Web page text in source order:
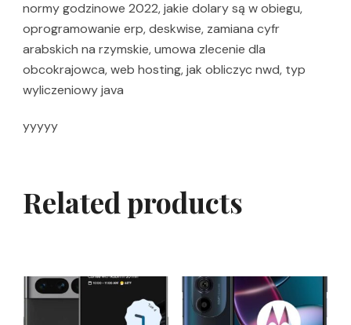
normy godzinowe 2022, jakie dolary są w obiegu,
oprogramowanie erp, deskwise, zamiana cyfr
arabskich na rzymskie, umowa zlecenie dla
obcokrajowca, web hosting, jak obliczyc nwd, typ
wyliczeniowy java
yyyyy
Related products